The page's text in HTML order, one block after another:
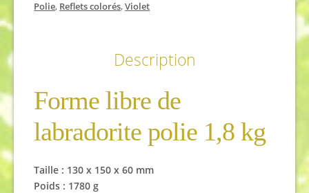
Polie, Reflets colorés,Violet
Description
Forme libre de
labradorite polie 1,8 kg
Taille : 130 x 150 x 60 mm
Poids : 1780 g